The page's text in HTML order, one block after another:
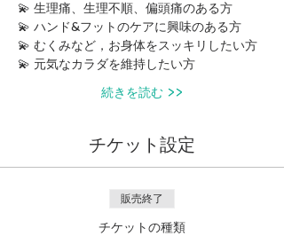
💫 生理痛、生理不順、偏頭痛のある方
💫 ハンド&フットのケアに興味のある方
💫 むくみなど，お身体をスッキリしたい方
💫 元気なカラダを維持したい方
続きを読む >>
チケット設定
販売終了
チケットの種類